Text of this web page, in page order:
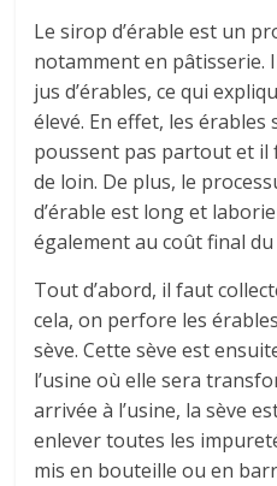
Le sirop d’érable est un
notamment en pâtisserie.
jus d’érables, ce qui
élevé. En effet, les
poussent pas partout et il
de loin. De plus, le
d’érable est long et
également au coût final
Tout d’abord, il faut
cela, on perfore les
sève. Cette sève est
l’usine où elle sera
arrivée à l’usine, la sève
enlever toutes les
mis en bouteille ou en